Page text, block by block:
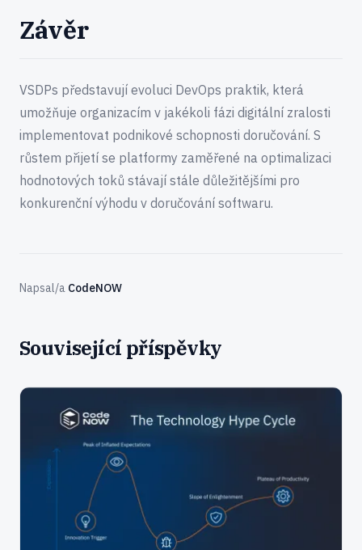
Závěr
VSDPs představují evoluci DevOps praktik, která
umožňuje organizacím v jakékoli fázi digitální zralosti
implementovat podnikové schopnosti doručování. S
růstem přijetí se platformy zaměřené na optimalizaci
hodnotových toků stávají stále důležitějšími pro
konkurenční výhodu v doručování softwaru.
Napsal/a CodeNOW
Související příspěvky